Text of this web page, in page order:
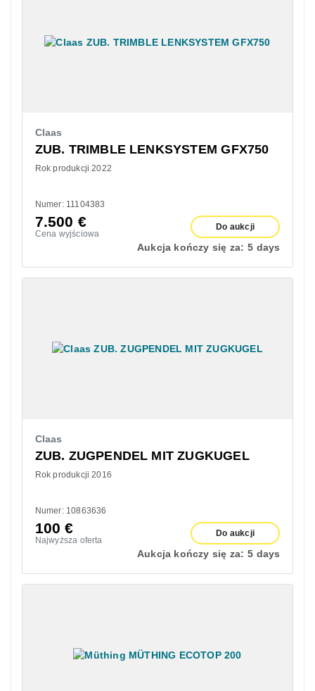
Claas
ZUB. TRIMBLE LENKSYSTEM GFX750
Rok produkcji 2022
Numer: 11104383
7.500 €
Cena wyjściowa
Do aukcji
Aukcja kończy się za: 5 days
Claas
ZUB. ZUGPENDEL MIT ZUGKUGEL
Rok produkcji 2016
Numer: 10863636
100€
Najwyższa oferta
Do aukcji
Aukcja kończy się za: 5 days